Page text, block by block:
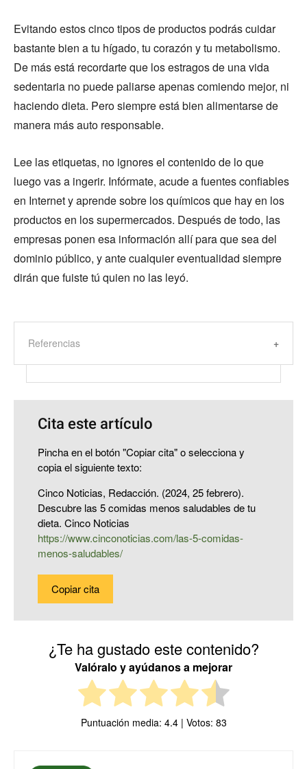
Evitando estos cinco tipos de productos podrás cuidar
bastante bien a tu hígado, tu corazón y tu metabolismo.
De más está recordarte que los estragos de una vida
sedentaria no puede paliarse apenas comiendo mejor, ni
haciendo dieta. Pero siempre está bien alimentarse de
manera más auto responsable.
Lee las etiquetas, no ignores el contenido de lo que
luego vas a ingerir. Infórmate, acude a fuentes confiables
en Internet y aprende sobre los químicos que hay en los
productos en los supermercados. Después de todo, las
empresas ponen esa información allí para que sea del
dominio público, y ante cualquier eventualidad siempre
dirán que fuiste tú quien no las leyó.
Referencias
Cita este artículo
Pincha en el botón "Copiar cita" o selecciona y
copia el siguiente texto:
Cinco Noticias, Redacción. (2024, 25 febrero).
Descubre las 5 comidas menos saludables de tu
dieta. Cinco Noticias
https://www.cinconoticias.com/las-5-comidas-
menos-saludables/
Copiar cita
¿Te ha gustado este contenido?
Valóralo y ayúdanos a mejorar
Puntuación media: 4.4| Votos: 83